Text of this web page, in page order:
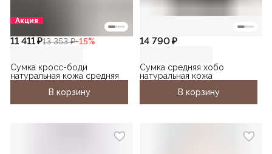
Акция
11 411 ₽13 353 ₽−15%
Сумка кросс-боди
натуральная кожа средняя
В корзину
14 790 ₽
Сумка средняя хобо
натуральная кожа
В корзину